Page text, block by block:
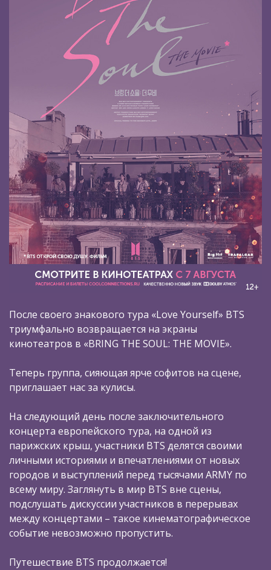
После своего знакового тура «Love Yourself» BTS
триумфально возвращается на экраны
кинотеатров в «BRING THE SOUL: THE MOVIE».
Теперь группа, сияющая ярче софитов на сцене,
приглашает нас за кулисы.
На следующий день после заключительного
концерта европейского тура, на одной из
парижских крыш, участники BTS делятся своими
личными историями и впечатлениями от новых
городов и выступлений перед тысячами ARMY по
всему миру. Заглянуть в мир BTS вне сцены,
подслушать дискуссии участников в перерывах
между концертами – такое кинематографическое
событие невозможно пропустить.
Путешествие BTS продолжается!